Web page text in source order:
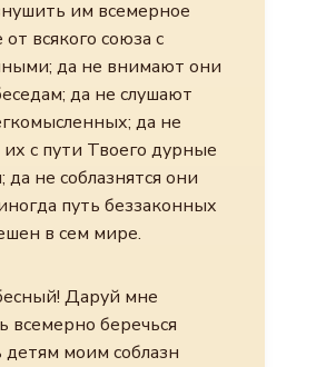
им всемерное
всякого союза с
да не внимают они
да не слушают
да не
их с пути Твоего дурные
не соблазнятся они
путь беззаконных
в сем мире.
Даруй мне
всемерно беречься
детям моим соблазн